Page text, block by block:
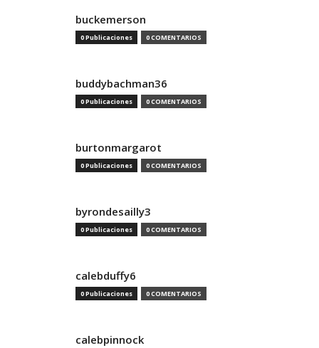
buckemerson
0 Publicaciones 0 COMENTARIOS
buddybachman36
0 Publicaciones 0 COMENTARIOS
burtonmargarot
0 Publicaciones 0 COMENTARIOS
byrondesailly3
0 Publicaciones 0 COMENTARIOS
calebduffy6
0 Publicaciones 0 COMENTARIOS
calebpinnock